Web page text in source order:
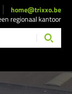
home@trixxo.be
regionaal kantoor